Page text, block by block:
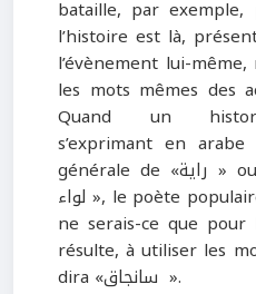
bataille, par exemple,
l’histoire est là,
l’évènement lui-
les mots mêmes des
Quand un
s’exprimant en
générale de «راية » ou de « علم » ou de «
لواء », le poète populaire, qui ne répugne pas,
ne serais-ce que
résulte, à utiliser les
dira «سانجاق ».